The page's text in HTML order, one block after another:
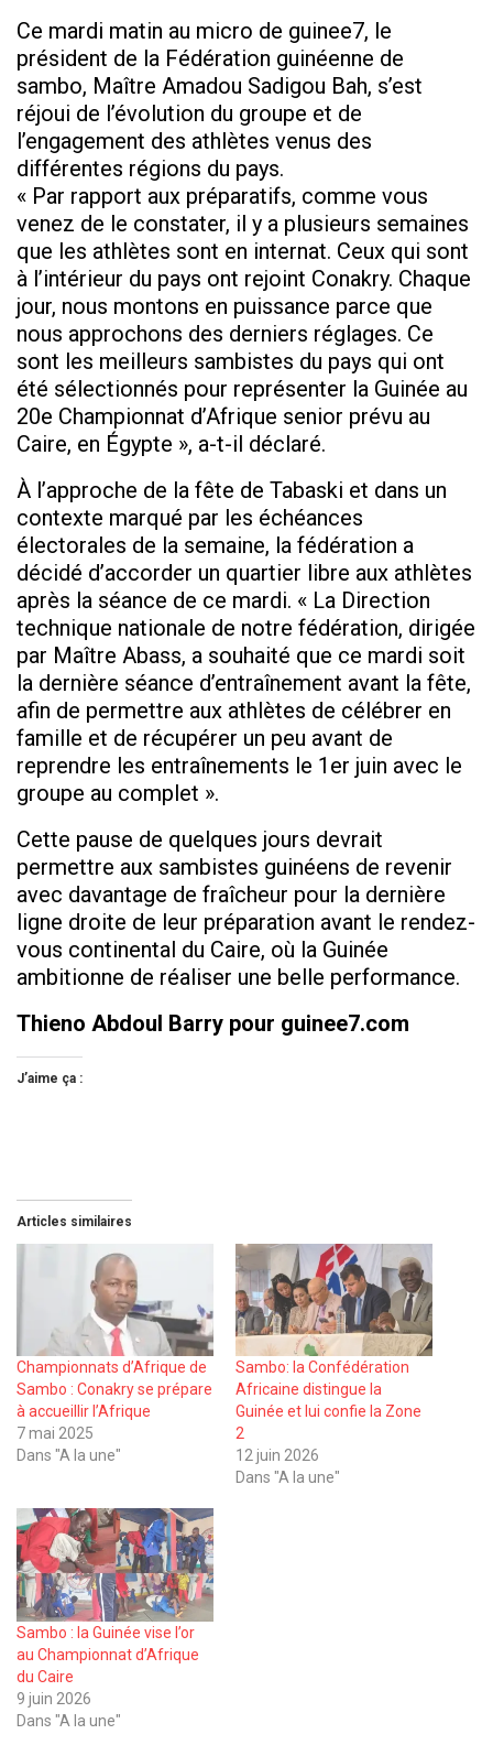
Ce mardi matin au micro de guinee7, le
président de la Fédération guinéenne de
sambo, Maître Amadou Sadigou Bah, s’est
réjoui de l’évolution du groupe et de
l’engagement des athlètes venus des
différentes régions du pays.
« Par rapport aux préparatifs, comme vous
venez de le constater, il y a plusieurs semaines
que les athlètes sont en internat. Ceux qui sont
à l’intérieur du pays ont rejoint Conakry. Chaque
jour, nous montons en puissance parce que
nous approchons des derniers réglages. Ce
sont les meilleurs sambistes du pays qui ont
été sélectionnés pour représenter la Guinée au
20e Championnat d’Afrique senior prévu au
Caire, en Égypte », a-t-il déclaré.
À l’approche de la fête de Tabaski et dans un
contexte marqué par les échéances
électorales de la semaine, la fédération a
décidé d’accorder un quartier libre aux athlètes
après la séance de ce mardi. « La Direction
technique nationale de notre fédération, dirigée
par Maître Abass, a souhaité que ce mardi soit
la dernière séance d’entraînement avant la fête,
afin de permettre aux athlètes de célébrer en
famille et de récupérer un peu avant de
reprendre les entraînements le 1er juin avec le
groupe au complet ».
Cette pause de quelques jours devrait
permettre aux sambistes guinéens de revenir
avec davantage de fraîcheur pour la dernière
ligne droite de leur préparation avant le rendez-
vous continental du Caire, où la Guinée
ambitionne de réaliser une belle performance.
Thieno Abdoul Barry pour guinee7.com
J’aime ça :
Articles similaires
Championnats d’Afrique de
Sambo : Conakry se prépare
à accueillir l’Afrique
7 mai 2025
Dans "A la une"
Sambo: la Confédération
Africaine distingue la
Guinée et lui confie la Zone
2
12 juin 2026
Dans "A la une"
Sambo : la Guinée vise l’or
au Championnat d’Afrique
du Caire
9 juin 2026
Dans "A la une"